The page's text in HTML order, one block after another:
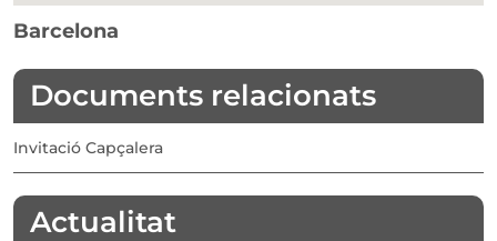
Barcelona
Documents relacionats
Invitació Capçalera
Actualitat